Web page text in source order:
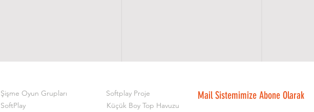
Şişme Oyun Grupları
SoftPlay
Softplay Proje
Küçük Boy Top Havuzu
Mail Sistemimize Abone Olarak